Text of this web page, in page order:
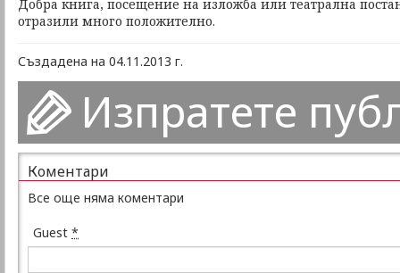
Добра книга, посещение на изложба или театрална
отразили много положително.
Създадена на 04.11.2013 г.
Изпратете
Коментари
Все още няма коментари
Guest *